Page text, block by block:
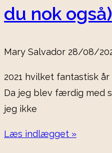
du nok
Mary Salvador 28/08/
2021 hvilket fantastisk år
Da jeg blev færdig med
jeg ikke
Læs indlægget »